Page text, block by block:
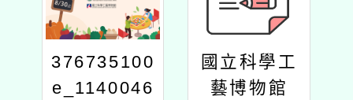
376735100
e_1140046
國立科學工
藝博物館